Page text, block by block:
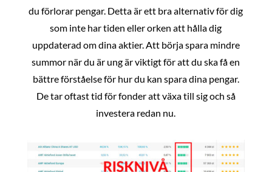
du förlorar pengar. Detta är ett bra alternativ för dig
som inte har tiden eller orken att hålla dig
uppdaterad om dina aktier. Att börja spara mindre
summor när du är ung är viktigt för att du ska få en
bättre förståelse för hur du kan spara dina pengar.
De tar oftast tid för fonder att växa till sig och så
investera redan nu.